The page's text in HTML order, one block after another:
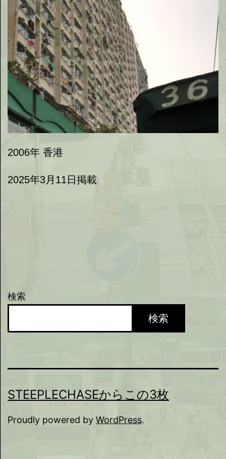
2006年 香港
2025年3月11日掲載
検索
検索
STEEPLECHASEからこの3枚
Proudly powered by WordPress.